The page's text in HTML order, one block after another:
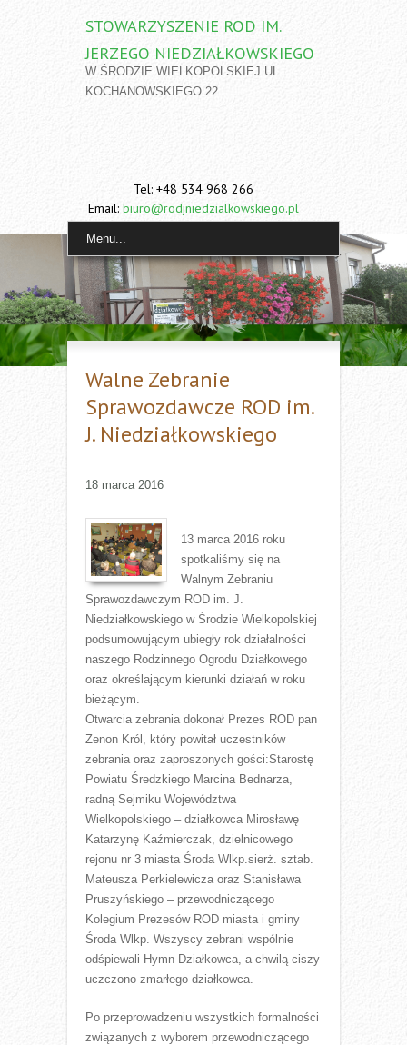
STOWARZYSZENIE ROD IM.
JERZEGO NIEDZIAŁKOWSKIEGO
W ŚRODZIE WIELKOPOLSKIEJ UL.
KOCHANOWSKIEGO 22
Tel: +48 534 968 266
Email: biuro@rodjniedzialkowskiego.pl
Menu...
Walne Zebranie
Sprawozdawcze ROD im.
J. Niedziałkowskiego
18 marca 2016
13 marca 2016 roku
spotkaliśmy się na
Walnym Zebraniu
Sprawozdawczym ROD im. J.
Niedziałkowskiego w Środzie Wielkopolskiej
podsumowującym ubiegły rok działalności
naszego Rodzinnego Ogrodu Działkowego
oraz określającym kierunki działań w roku
bieżącym.
Otwarcia zebrania dokonał Prezes ROD pan
Zenon Król, który powitał uczestników
zebrania oraz zaproszonych gości:Starostę
Powiatu Średzkiego Marcina Bednarza,
radną Sejmiku Województwa
Wielkopolskiego – działkowca Mirosławę
Katarzynę Kaźmierczak, dzielnicowego
rejonu nr 3 miasta Środa Wlkp.sierż. sztab.
Mateusza Perkielewicza oraz Stanisława
Pruszyńskiego – przewodniczącego
Kolegium Prezesów ROD miasta i gminy
Środa Wlkp. Wszyscy zebrani wspólnie
odśpiewali Hymn Działkowca, a chwilą ciszy
uczczono zmarłego działkowca.
Po przeprowadzeniu wszystkich formalności
związanych z wyborem przewodniczącego